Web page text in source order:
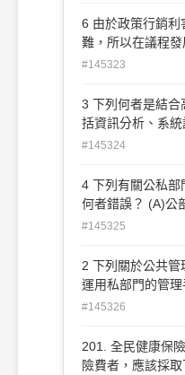
6 由於政策行銷利
難，所以在議程發
種概念來協助政策行
論證
#145323
3 下列何者是結合
括資訊分析、系統
理上支援決策制定過程？ (A)管
資料處理系統
#145324
4 下列有關公私部
何者錯誤？ (A)公部門競爭程度低；私部門
競爭程度高 (B)公
部門的所有權模
私部門不具政治責
#145325
2 下列關於公共管
運用私部門的管理
為目的 (C)需要高度的政治技巧 (D)主張公
#145326
201. 全民健康保
險費者，應該採取